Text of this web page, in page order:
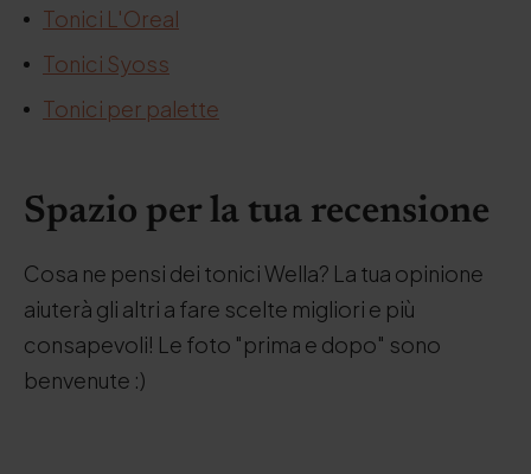
Tonici L'Oreal
Tonici Syoss
Tonici per palette
Spazio per la tua recensione
Cosa ne pensi dei tonici Wella? La tua opinione
aiuterà gli altri a fare scelte migliori e più
consapevoli! Le foto "prima e dopo" sono
benvenute :)